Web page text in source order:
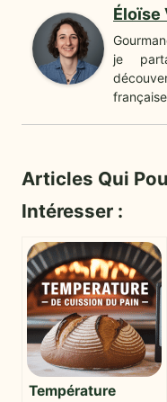
Éloïse
je
Articles Qui
Intéresser :
Température